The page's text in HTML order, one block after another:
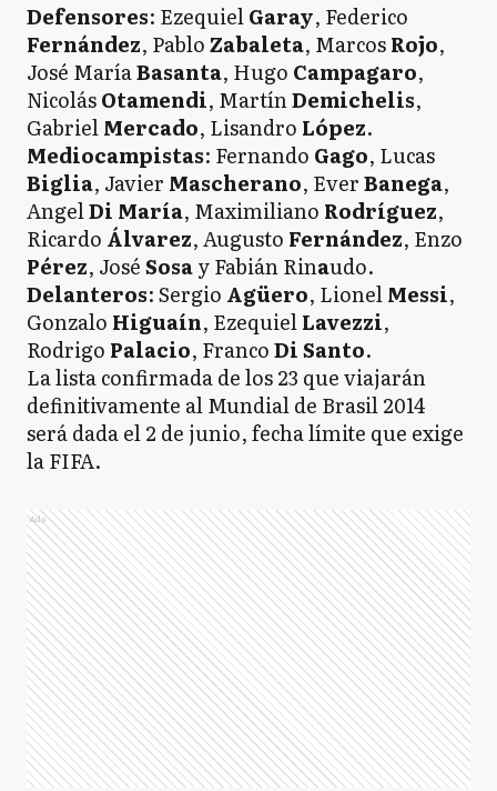
Defensores: EzequielGaray, Federico
Fernández, PabloZabaleta, MarcosRojo,
José MaríaBasanta, Hugo Campagaro,
NicolásOtamendi, MartínDemichelis,
GabrielMercado, Lisandro López.
Mediocampistas: Fernando Gago, Lucas
Biglia, Javier Mascherano, EverBanega,
AngelDi María, Maximiliano Rodríguez,
Ricardo Álvarez, Augusto Fernández, Enzo
Pérez, JoséSosay Fabián Rinaudo.
Delanteros: Sergio Agüero, LionelMessi,
Gonzalo Higuaín, EzequielLavezzi,
Rodrigo Palacio, FrancoDi Santo.
La lista confirmada de los 23 que viajarán
definitivamente al Mundial de Brasil 2014
será dada el 2 de junio, fecha límite que exige
la FIFA.
Ads